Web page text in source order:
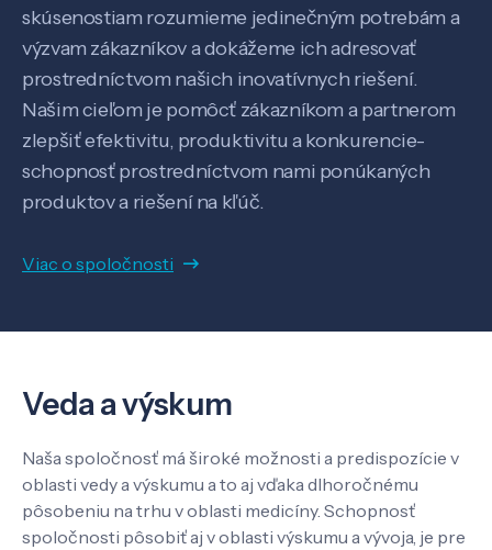
O nás
Kontakt
SK
skúsenostiam rozumieme jedinečným potrebám a
výzvam zákazníkov a dokážeme ich adresovať
prostredníctvom našich inovatívnych riešení.
Našim cieľom je pomôcť zákazníkom a partnerom
zlepšiť efektivitu, produktivitu a konkurencie-
schopnosť prostredníctvom nami ponúkaných
produktov a riešení na kľúč.
Viac o spoločnosti
Veda a výskum
Naša spoločnosť má široké možnosti a predispozície v
oblasti vedy a výskumu a to aj vďaka dlhoročnému
pôsobeniu na trhu v oblasti medicíny. Schopnosť
spoločnosti pôsobiť aj v oblasti výskumu a vývoja, je pre